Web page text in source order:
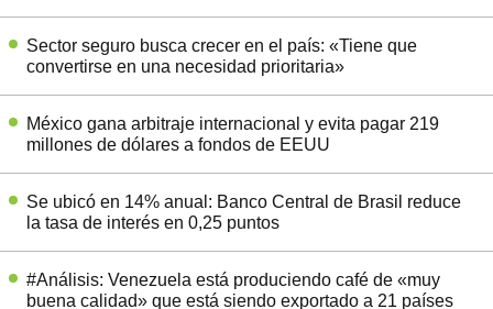
Sector seguro busca crecer en el país: «Tiene que
convertirse en una necesidad prioritaria»
México gana arbitraje internacional y evita pagar 219
millones de dólares a fondos de EEUU
Se ubicó en 14% anual: Banco Central de Brasil reduce
la tasa de interés en 0,25 puntos
#Análisis: Venezuela está produciendo café de «muy
buena calidad» que está siendo exportado a 21 países